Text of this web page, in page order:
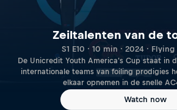
Zeiltalenten van de
S1 E10 · 10 min · 2024 ·
De Unicredit Youth America's Cup staat in
internationale teams van foiling prodigies
elkaar opnemen in de snelle
Watch now